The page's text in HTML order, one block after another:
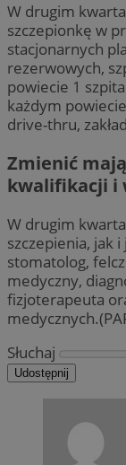
W drugim
szczepionkę w
stacjonarnych
rezerwowych,
powiecie 1
każdym
drive-thru,
Zmienić
kwalifikacji i
W drugim
szczepienia, jak
stomatolog,
medyczny,
fizjoterapeuta
Słuchaj
Udostępnij